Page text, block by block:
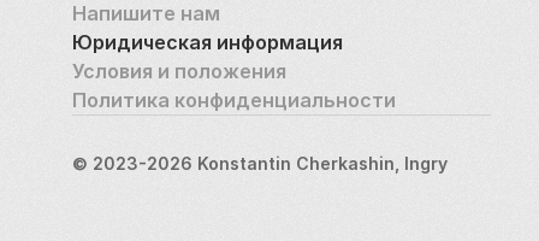
Напишите нам
Юридическая информация
Условия и положения
Политика конфиденциальности
© 2023-2026 Konstantin Cherkashin, Ingry